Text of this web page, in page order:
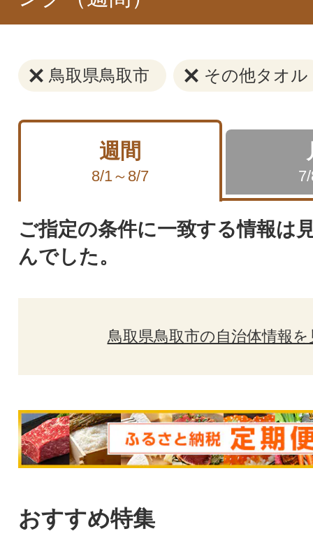
鳥取県鳥取市 その他タオル
週間
8/1～8/7
ご指定の条件に一致する情報は
んでした。
鳥取県鳥取市の自治体情報を
おすすめ特集